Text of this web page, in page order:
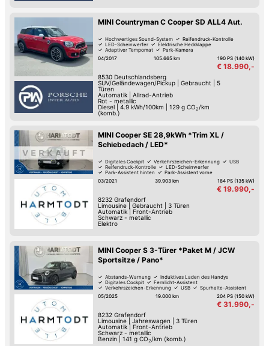
MINI Countryman C Cooper SD ALL4 Aut.
Hochwertiges Sound-System
Reifendruck-Kontrolle
LED-Scheinwerfer
Elektrische Heckklappe
Adaptiver Tempomat
Park-Kamera
Park-Assistent hinten
Park-Assistent vorne
04/2017 105.665 km 190 PS (140 kW)
€ 18.990,-
8530 Deutschlandsberg
SUV/Geländewagen/Pickup| Gebraucht
5
Türen
Automatik| Allrad-Antrieb
Rot - metallic
Diesel
4.9 kWh/100km 129 g CO2 /km
(komb.)
MINI Cooper SE 28,9kWh *Trim XL /
Schiebedach / LED*
Digitales Cockpit Verkehrszeichen-Erkennung
USB
Reifendruck-Kontrolle
LED-Scheinwerfer
Park-Assistent hinten
Park-Assistent vorne
Regensensor
03/2021 39.903 km 184 PS (135 kW)
€ 19.990,-
8232 Grafendorf
Limousine| Gebraucht
3 Türen
Automatik| Front-Antrieb
Schwarz - metallic
Elektro
MINI Cooper S 3-Türer *Paket M / JCW
Sportsitze / Pano*
Abstands-Warnung
Induktives Laden des Handys
Digitales Cockpit
Fernlicht-Assistent
Verkehrszeichen-Erkennung
USB
Spurhalte-Assistent
Reifendruck-Kontrolle
05/2025 19.000 km 204 PS (150 kW)
€ 31.990,-
8232 Grafendorf
Limousine| Jahreswagen
3 Türen
Automatik| Front-Antrieb
Schwarz - metallic
Benzin
141 g CO2 /km (komb.)